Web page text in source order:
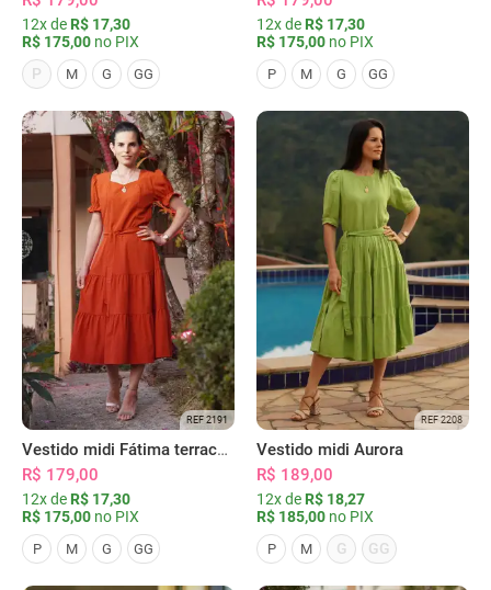
12x de R$ 17,30
R$ 175,00 no PIX
P
M G GG
12x de R$ 17,30
R$ 175,00 no PIX
P M G GG
REF 2191
Vestido midi Fátima terracota
R$ 179,00
12x de R$ 17,30
R$ 175,00 no PIX
P M G GG
REF 2208
Vestido midi Aurora
R$ 189,00
12x de R$ 18,27
R$ 185,00 no PIX
P M G GG